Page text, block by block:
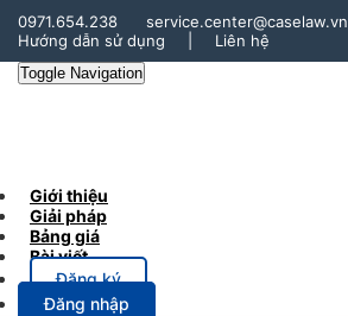
0971.654.238
service.center@caselaw.vn
Hướng dẫn sử dụng
Liên hệ
Toggle Navigation
Giới thiệu
Giải pháp
Bảng giá
Bài viết
Đăng ký
Đăng nhập